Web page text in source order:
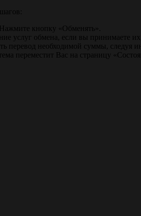
кнопку «Обменять».
услуг обмена, если вы принимаете
перевод необходимой суммы, следуя
переместит Вас на страницу